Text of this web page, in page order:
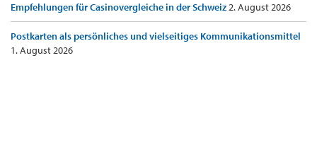
Empfehlungen für Casinovergleiche in der Schweiz2. August 2026
Postkarten als persönliches und vielseitiges Kommunikationsmittel
1. August 2026